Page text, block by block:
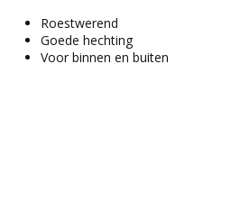
Roestwerend
Goede hechting
Voor binnen en buiten